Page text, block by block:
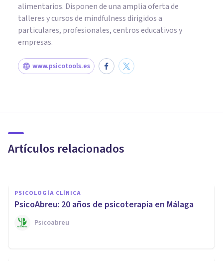
alimentarios. Disponen de una amplia oferta de
talleres y cursos de mindfulness dirigidos a
particulares, profesionales, centros educativos y
empresas.
www.psicotools.es
Artículos relacionados
y cuáles son sus beneficios
PSICOLOGÍA CLÍNICA
PsicoAbreu: 20 años de psicoterapia en Málaga
Psicoabreu